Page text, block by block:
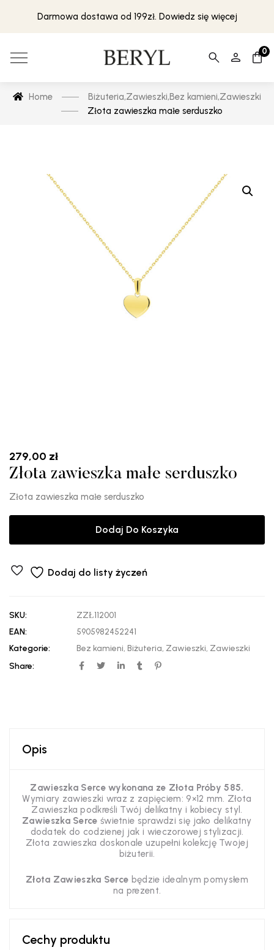
Darmowa dostawa od 199zł. Dowiedz się więcej
0
Home Biżuteria,Zawieszki,Bez kamieni,Zawieszki
Złota zawieszka małe serduszko
279,00 zł
Złota zawieszka małe serduszko
Złota zawieszka małe serduszko
Dodaj Do Koszyka
Dodaj do listy życzeń
SKU:
ZZŁ112001
EAN:
5905982452241
Kategorie:
Bez kamieni, Biżuteria, Zawieszki, Zawieszki
Share:
Opis
Zawieszka Serce wykonana ze Złota Próby 585.
Wymiary zawieszki wraz z zapięciem: 9×12 mm. Złota
Zawieszka podkreśli Twój delikatny i kobiecy styl.
Zawieszka Serce świetnie sprawdzi się jako delikatny
dodatek do codzienej jak i wieczorowej stylizacji.
Złota zawieszka doskonale uzupełni kolekcję Twojej
biżuterii.
Złota Zawieszka Serce będzie idealnym pomysłem
na prezent.
Cechy produktu